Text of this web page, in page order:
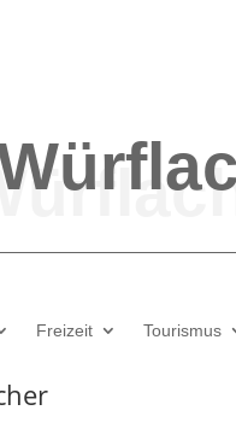
Freizeit Tourismus